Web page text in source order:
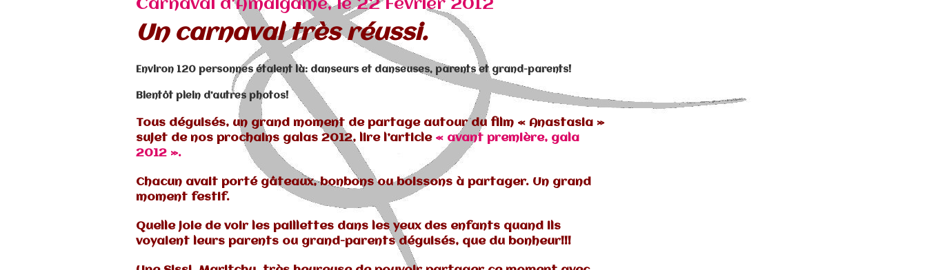
Carnaval d’Amalgame, le 22 Février 2012
Un carnaval très réussi.
Environ 120 personnes étaient là: danseurs et danseuses, parents et grand-parents!
Bientôt plein d’autres photos!
Tous déguisés, un grand moment de partage autour du film « Anastasia »
sujet de nos prochains galas 2012, lire l’article « avant première, gala
2012 ».
Chacun avait porté gâteaux, bonbons ou boissons à partager. Un grand
moment festif.
Quelle joie de voir les paillettes dans les yeux des enfants quand ils
voyaient leurs parents ou grand-parents déguisés, que du bonheur!!!